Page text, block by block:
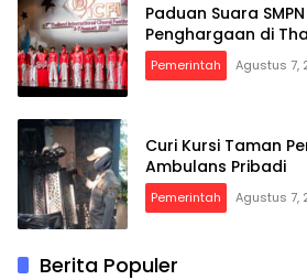
Paduan Suara
Penghargaan di
Pemerintah Agustus 7,
Curi Kursi Taman
Ambulans Pribadi
Pemerintah Agustus 7,
Berita Populer